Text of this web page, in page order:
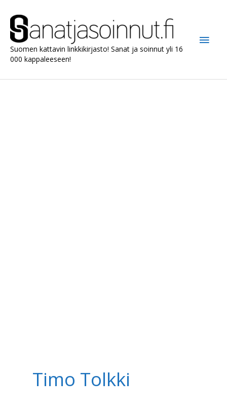
sisältöön
Suomen kattavin linkkikirjasto! Sanat ja soinnut yli 16
000 kappaleeseen!
Timo Tolkki